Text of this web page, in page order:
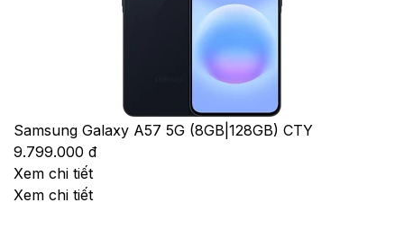
Samsung Galaxy A57 5G (8GB|128GB) CTY
9.799.000 đ
Xem chi tiết
Xem chi tiết